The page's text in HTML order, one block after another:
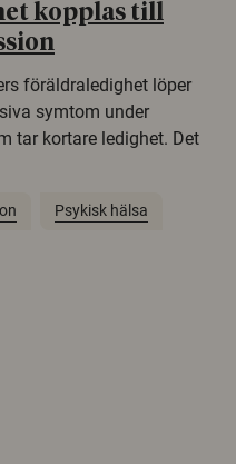
kopplas till
föräldraledighet löper
symtom under
tar kortare ledighet. Det
Psykisk hälsa